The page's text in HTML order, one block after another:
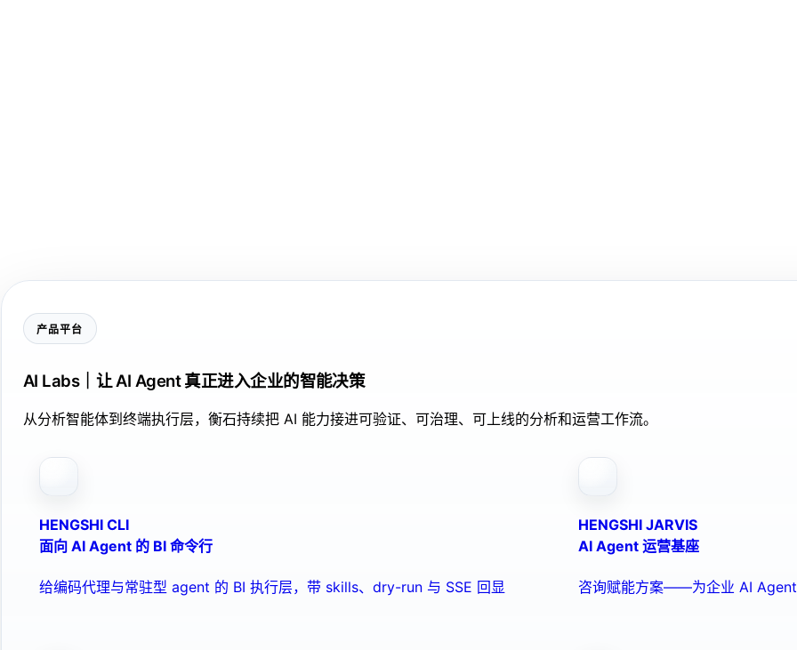
产品平台
AI Labs｜让 AI Agent 真正进入企业的智能决策
从分析智能体到终端执行层，衡石持续把 AI 能力接进可验证、可治理、可上线的分析和运营工作流。
HENGSHI CLI
面向 AI Agent 的 BI 命令行
给编码代理与常驻型 agent 的 BI 执行层，带 skills、dry-run 与 SSE 回显
HENGSHI JARVIS
AI Agent 运营基座
咨询赋能方案——为企业 AI Agent